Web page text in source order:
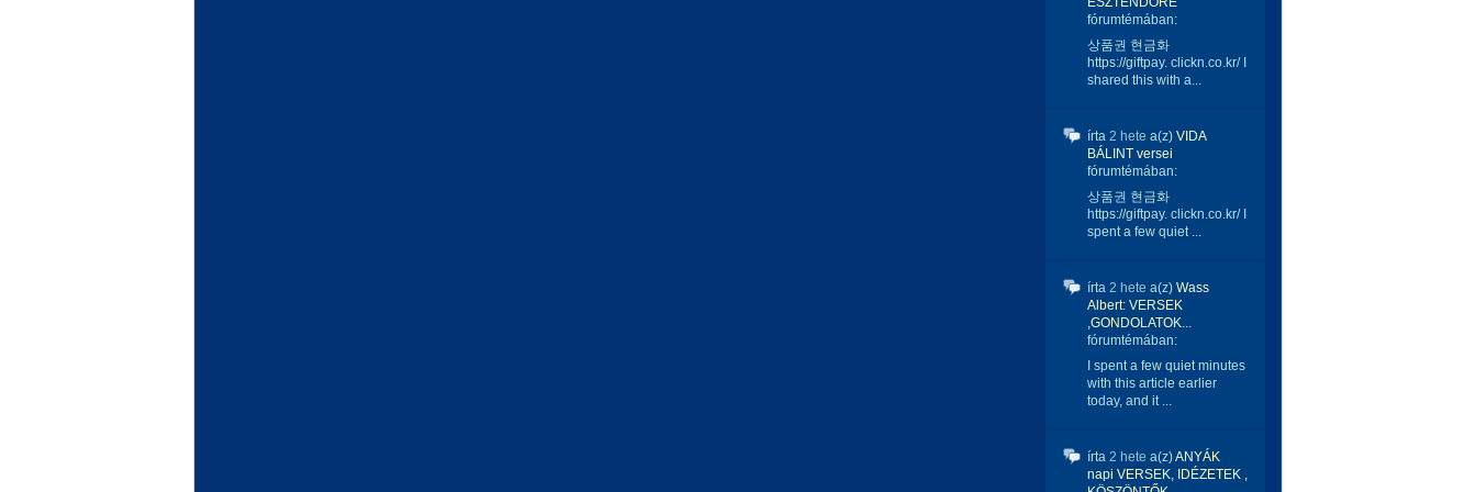
fórumtémában:
상품권 현금화
https://giftpay. clickn.co.kr/ I
shared this with a...
írta 2 hete a(z) VIDA
BÁLINT versei
fórumtémában:
상품권 현금화
https://giftpay. clickn.co.kr/ I
spent a few quiet ...
írta 2 hete a(z) Wass
Albert: VERSEK
,GONDOLATOK...
fórumtémában:
I spent a few quiet minutes
with this article earlier
today, and it ...
írta 2 hete a(z)ANYÁK
napi VERSEK, IDÉZETEK ,